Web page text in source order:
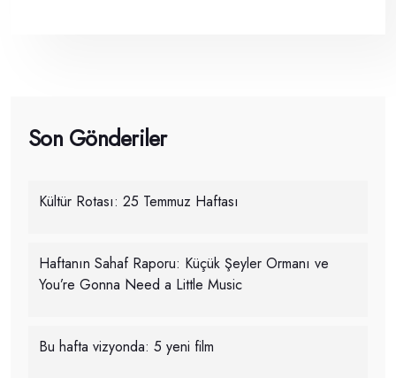
Son Gönderiler
Kültür Rotası: 25 Temmuz Haftası
Haftanın Sahaf Raporu: Küçük Şeyler Ormanı ve
You’re Gonna Need a Little Music
Bu hafta vizyonda: 5 yeni film